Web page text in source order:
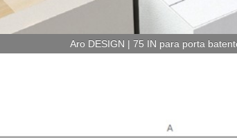
Aro DESIGN | 75 IN para porta